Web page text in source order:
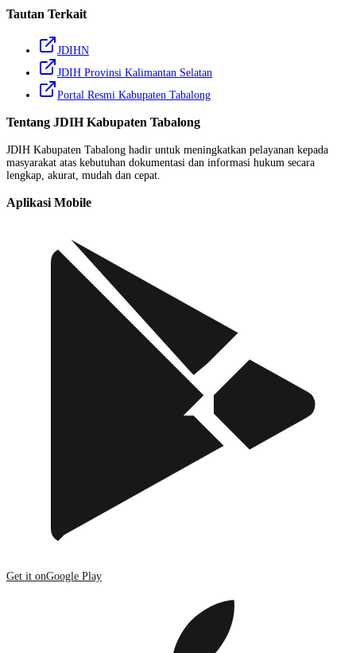
Tautan Terkait
JDIHN
JDIH Provinsi Kalimantan Selatan
Portal Resmi Kabupaten Tabalong
Tentang JDIH Kabupaten Tabalong
JDIH Kabupaten Tabalong hadir untuk meningkatkan pelayanan kepada
masyarakat atas kebutuhan dokumentasi dan informasi hukum secara
lengkap, akurat, mudah dan cepat.
Aplikasi Mobile
Get it onGoogle Play